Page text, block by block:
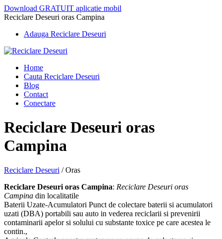
Download GRATUIT aplicatie mobil
Reciclare Deseuri oras Campina
Adauga Reciclare Deseuri
Home
Cauta Reciclare Deseuri
Blog
Contact
Conectare
Reciclare Deseuri oras
Campina
Reciclare Deseuri /Oras
Reciclare Deseuri oras Campina: Reciclare Deseuri oras
Campina din localitatile
Baterii Uzate-Acumulatori Punct de colectare baterii si acumulatori
uzati (DBA) portabili sau auto in vederea reciclarii si prevenirii
contaminarii apelor si solului cu substante toxice pe care acestea le
contin.,